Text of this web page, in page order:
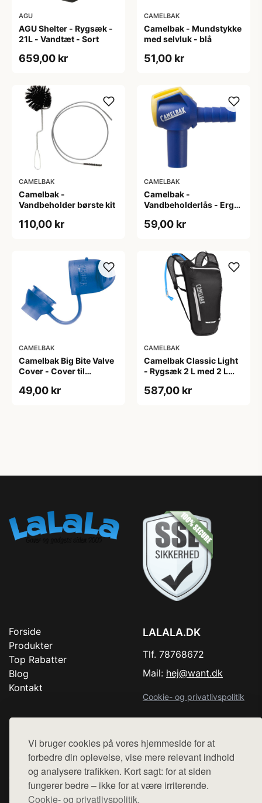
Vi bruger cookies på vores hjemmeside for at
forbedre din oplevelse, vise mere relevant indhold
og analysere trafikken. Kort sagt: for at siden
fungerer bedre – ikke for at være irriterende.
Cookie- og privatlivspolitik.
AGU
AGU Shelter - Rygsæk -
21L - Vandtæt - Sort
659,00 kr
CAMELBAK
Camelbak - Mundstykke
med selvluk - blå
51,00 kr
CAMELBAK
Camelbak -
Vandbeholder børste kit
110,00 kr
CAMELBAK
Camelbak -
Vandbeholderlås - Ergo
59,00 kr
CAMELBAK
Camelbak Big Bite Valve
Cover - Cover til
49,00 kr
CAMELBAK
Camelbak Classic Light
- Rygsæk 2 L med 2 L
587,00 kr
Forside
Produkter
Top Rabatter
Blog
Kontakt
LALALA.DK
Tlf. 78768672
Mail: hej@want.dk
Cookie- og privatlivspolitik
Denne side er en del af want.dk, der udgiver en række
hjemmesider med præsentation af forskellige produkter fra
diverse webshops. Der sælges ikke varer fra denne side - vi
henviser til de shops, som sælger varen. Vi har heller ikke